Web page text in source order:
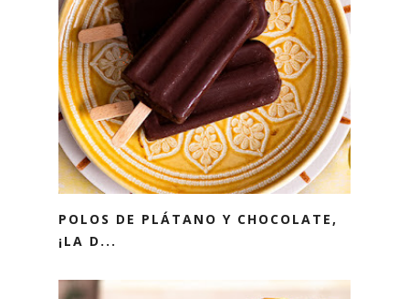
POLOS DE PLÁTANO Y CHOCOLATE,
¡LA D...